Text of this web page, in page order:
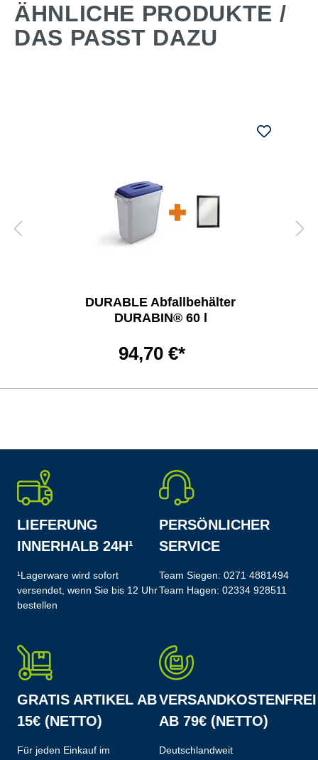
ÄHNLICHE PRODUKTE /
DAS PASST DAZU
DURABLE Abfallbehälter
DURABIN® 60 l
94,70 €*
LIEFERUNG
INNERHALB 24H¹
¹Lagerware wird sofort
versendet, wenn Sie bis 12 Uhr
bestellen
PERSÖNLICHER
SERVICE
Team Siegen: 0271 4881494
Team Hagen: 02334 928511
GRATIS ARTIKEL AB
15€ (NETTO)
Für jeden Einkauf im
VERSANDKOSTENFREI
AB 79€ (NETTO)
Deutschlandweit